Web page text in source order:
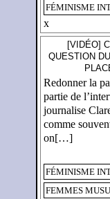
FÉMINISME
x
[VIDÉO]
QUESTION
Redonner la
partie de
journalise
comme
on[…]
FÉMINISME
FEMMES